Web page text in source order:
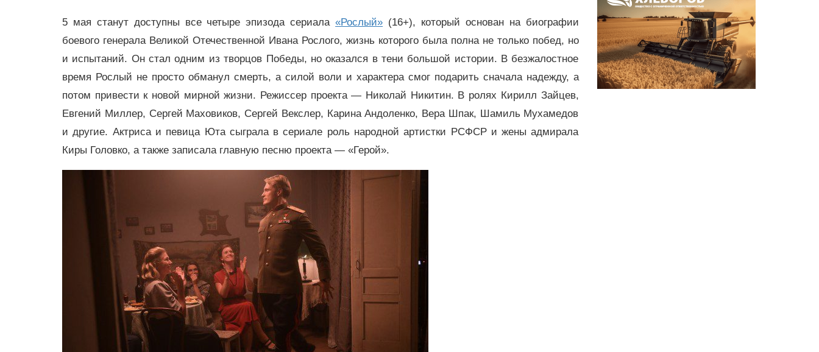
5 мая станут доступны все четыре эпизода сериала«Рослый» (16+), который основан на биографии
боевого генерала Великой Отечественной Ивана Рослого, жизнь которого была полна не только побед, но
и испытаний. Он стал одним из творцов Победы, но оказался в тени большой истории. В безжалостное
время Рослый не просто обманул смерть, а силой воли и характера смог подарить сначала надежду, а
потом привести к новой мирной жизни. Режиссер проекта — Николай Никитин. В ролях Кирилл Зайцев,
Евгений Миллер, Сергей Маховиков, Сергей Векслер, Карина Андоленко, Вера Шпак, Шамиль Мухамедов
и другие. Актриса и певица Юта сыграла в сериале роль народной артистки РСФСР и жены адмирала
Киры Головко, а также записала главную песню проекта — «Герой».